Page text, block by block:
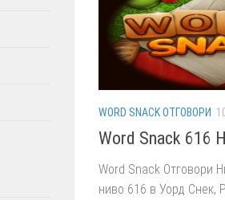
WORD SNACK ОТГОВОРИ
Word Snack 616
Word Snack Отговори
ниво 616 в Уорд Снек,